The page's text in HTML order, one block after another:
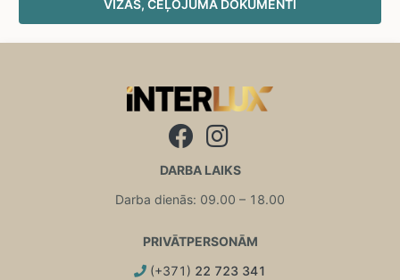
VĪZAS, CEĻOJUMA DOKUMENTI
DARBA LAIKS
Darba dienās: 09.00 – 18.00
PRIVĀTPERSONĀM
(+371) 22 723 341